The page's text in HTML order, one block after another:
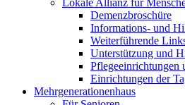
Lokale Allianz für
Demenzbroschüre
Informations- und
Weiterführende
Unterstützung und
Pflegeeinrichtungen
Einrichtungen der
Mehrgenerationenhaus